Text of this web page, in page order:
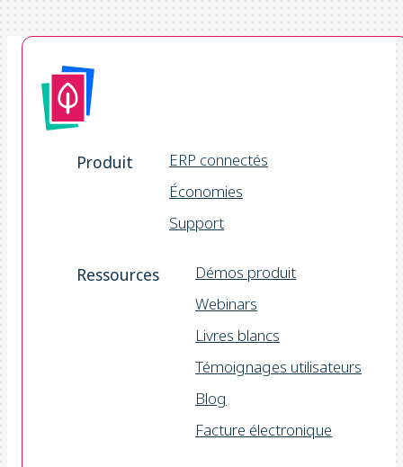
Produit
ERP connectés
Économies
Support
Ressources
Démos produit
Webinars
Livres blancs
Témoignages utilisateurs
Blog
Facture électronique